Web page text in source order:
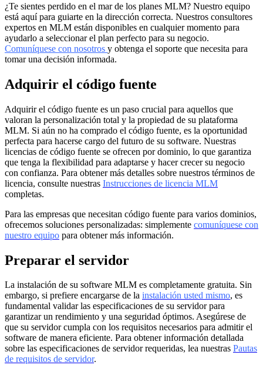
¿Te sientes perdido en el mar de los planes MLM? Nuestro equipo
está aquí para guiarte en la dirección correcta. Nuestros consultores
expertos en MLM están disponibles en cualquier momento para
ayudarlo a seleccionar el plan perfecto para su negocio.
Comuníquese con nosotros y obtenga el soporte que necesita para
tomar una decisión informada.
Adquirir el código fuente
Adquirir el código fuente es un paso crucial para aquellos que
valoran la personalización total y la propiedad de su plataforma
MLM. Si aún no ha comprado el código fuente, es la oportunidad
perfecta para hacerse cargo del futuro de su software. Nuestras
licencias de código fuente se ofrecen por dominio, lo que garantiza
que tenga la flexibilidad para adaptarse y hacer crecer su negocio
con confianza. Para obtener más detalles sobre nuestros términos de
licencia, consulte nuestras Instrucciones de licencia MLM
completas.
Para las empresas que necesitan código fuente para varios dominios,
ofrecemos soluciones personalizadas: simplemente comuníquese con
nuestro equipo para obtener más información.
Preparar el servidor
La instalación de su software MLM es completamente gratuita. Sin
embargo, si prefiere encargarse de la instalación usted mismo, es
fundamental validar las especificaciones de su servidor para
garantizar un rendimiento y una seguridad óptimos. Asegúrese de
que su servidor cumpla con los requisitos necesarios para admitir el
software de manera eficiente. Para obtener información detallada
sobre las especificaciones de servidor requeridas, lea nuestras Pautas
de requisitos de servidor.